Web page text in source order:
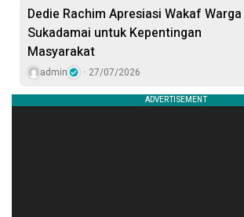
Dedie Rachim Apresiasi Wakaf Warga
Sukadamai untuk Kepentingan
Masyarakat
admin 27/07/2026